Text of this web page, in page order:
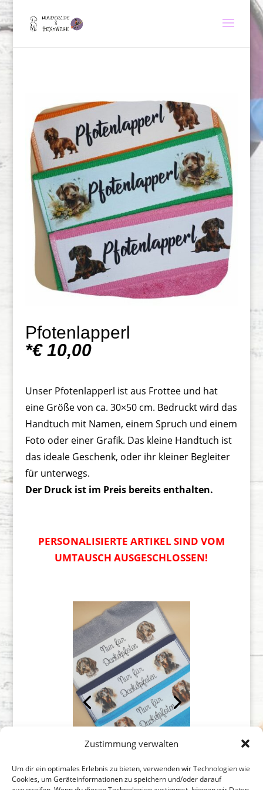
Zustimmung verwalten
Um dir ein optimales Erlebnis zu bieten, verwenden wir Technologien wie
Cookies, um Geräteinformationen zu speichern und/oder darauf
Pfotenlapperl
*€ 10,00
Unser Pfotenlapperl ist aus Frottee und hat
eine Größe von ca. 30×50 cm. Bedruckt wird das
Handtuch mit Namen, einem Spruch und einem
Foto oder einer Grafik. Das kleine Handtuch ist
das ideale Geschenk, oder ihr kleiner Begleiter
für unterwegs.
Der Druck ist im Preis bereits enthalten.
PERSONALISIERTE ARTIKEL SIND VOM
UMTAUSCH AUSGESCHLOSSEN!